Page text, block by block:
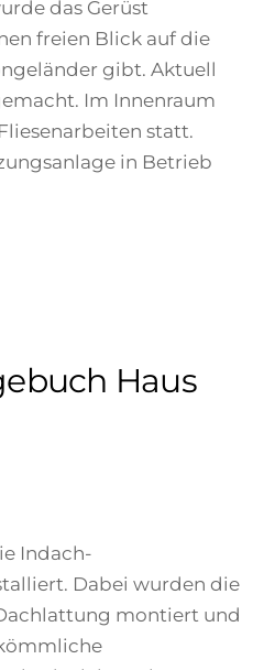
das Gerüst
freien Blick auf die
gibt. Aktuell
Im Innenraum
Fliesenarbeiten statt.
in Betrieb
Haus
Indach-
Dabei wurden die
montiert und